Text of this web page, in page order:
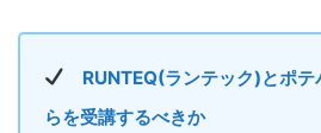
RUNTEQ(ランテック)とポ
らを受講するべきか